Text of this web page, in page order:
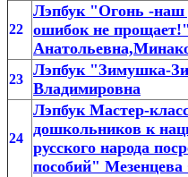
22
Лэпбук "Огонь -наш
ошибок не
23
Лэпбук "Зимушка-
Владимировна
24
Лэпбук Мастер-
дошкольников к
русского народа
пособий"